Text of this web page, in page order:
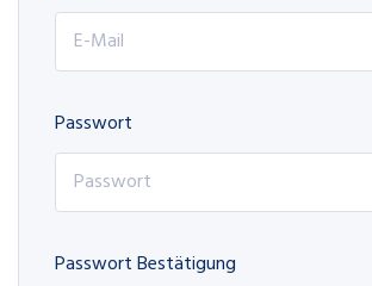
Passwort
Passwort Bestätigung